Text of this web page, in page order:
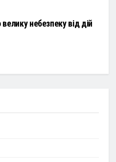
небезпеку від дій